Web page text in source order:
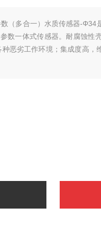
（多合一）水质传感器-Φ34
数一体式传感器。耐腐蚀性
恶劣工作环境；集成度高，